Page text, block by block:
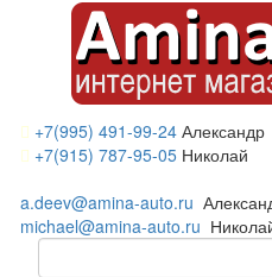
+7(995) 491-99-24 Александр
+7(915) 787-95-05 Николай
a.deev@amina-auto.ru
michael@amina-auto.ru